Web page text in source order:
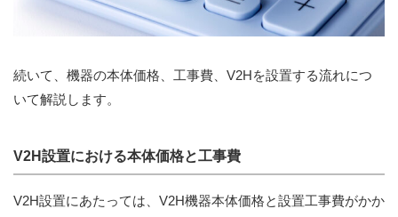
続いて、機器の本体価格、工事費、V2Hを設置する流れにつ
いて解説します。
V2H設置における本体価格と工事費
V2H設置にあたっては、V2H機器本体価格と設置工事費がかか